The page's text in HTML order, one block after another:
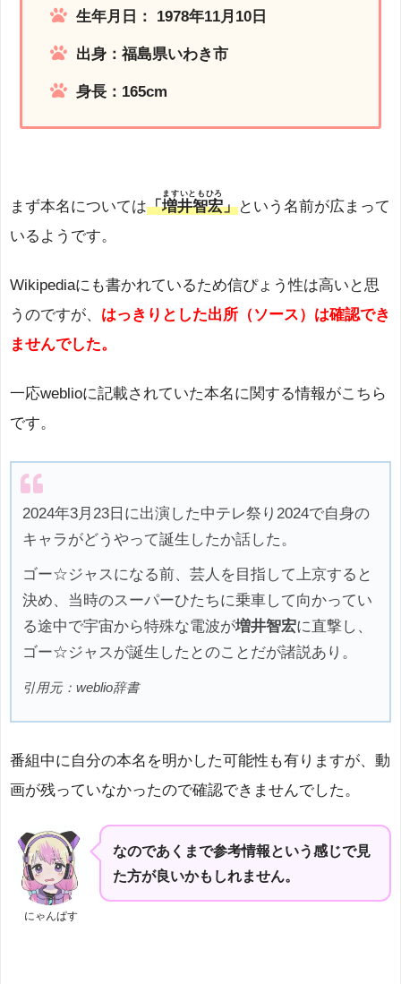
生年月日： 1978年11月10日
出身：福島県いわき市
身長：165cm
まず本名については「​増井智宏
ますいともひろ
」という名前が広まって
いるようです。
Wikipediaにも書かれているため信ぴょう性は高いと思
うのですが、 はっきりとした出所（ソース）は確認でき
ませんでした。
一応weblioに記載されていた本名に関する情報がこちら
です。
2024年3月23日に出演した中テレ祭り2024で自身の
キャラがどうやって誕生したか話した。
ゴー☆ジャスになる前、芸人を目指して上京すると
決め、当時のスーパーひたちに乗車して向かってい
る途中で宇宙から特殊な電波が増井智宏に直撃し、
ゴー☆ジャスが誕生したとのことだが諸説あり。
引用元：weblio辞書
番組中に自分の本名を明かした可能性も有りますが、動
画が残っていなかったので確認できませんでした。
にゃんぱす
なのであくまで参考情報という感じで見
た方が良いかもしれません。